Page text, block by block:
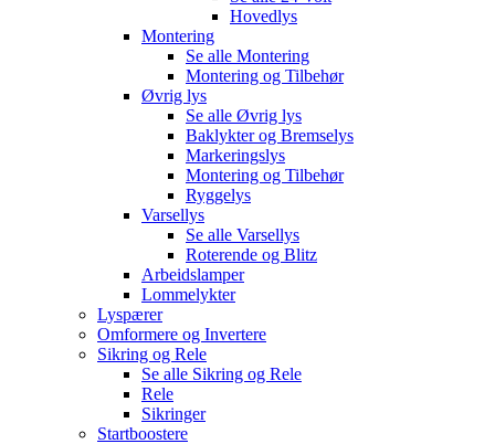
Hovedlys
Montering
Se alle Montering
Montering og Tilbehør
Øvrig lys
Se alle Øvrig lys
Baklykter og Bremselys
Markeringslys
Montering og Tilbehør
Ryggelys
Varsellys
Se alle Varsellys
Roterende og Blitz
Arbeidslamper
Lommelykter
Lyspærer
Omformere og Invertere
Sikring og Rele
Se alle Sikring og Rele
Rele
Sikringer
Startboostere